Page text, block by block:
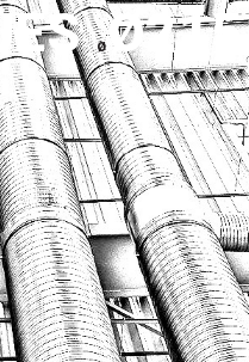
ØØ215